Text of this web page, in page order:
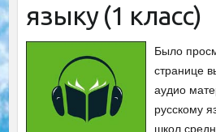
языку (1 класс)
Было
странице
аудио
русскому
школ